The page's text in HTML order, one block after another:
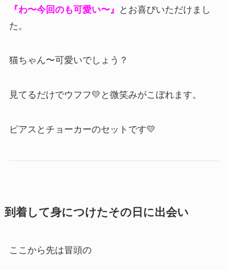
『わ〜今回のも可愛い〜』
とお喜びいただけまし
た。
猫ちゃん〜可愛いでしょう？
見てるだけでウフフ💛と微笑みがこぼれます。
ピアスとチョーカーのセットです💛
到着して身につけたその日に出会い
ここから先は冒頭の